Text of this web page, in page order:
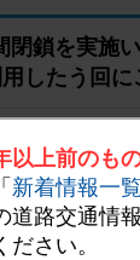
鎖を実施
したう回
以上前のもの
新着情報一覧
道路交通情
ださい。
社長：赤松
修工事のため